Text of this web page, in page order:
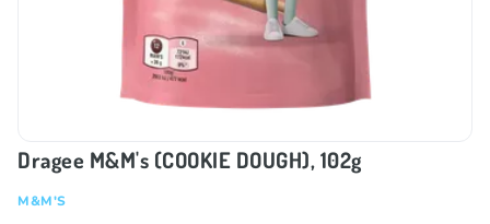
Dragee M&M's (COOKIE DOUGH), 102g
M&M'S